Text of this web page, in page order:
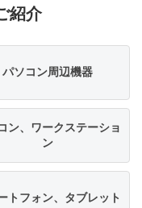
紹介
パソコン周辺機器
ン、ワークステーショ
ン
トフォン、タブレット